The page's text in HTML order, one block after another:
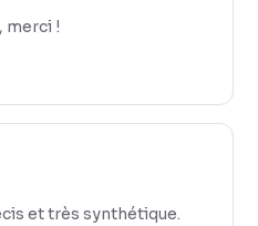
merci !
et très synthétique.